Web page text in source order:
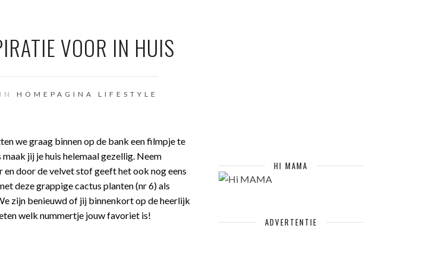
VOOR IN HUIS
HOMEPAGINA LIFESTYLE
we graag binnen op de bank een filmpje te
jij je huis helemaal gezellig. Neem
door de velvet stof geeft het ook nog eens
deze grappige cactus planten (nr 6) als
zijn benieuwd of jij binnenkort op de heerlijk
welk nummertje jouw favoriet is!
HI MAMA
ADVERTENTIE